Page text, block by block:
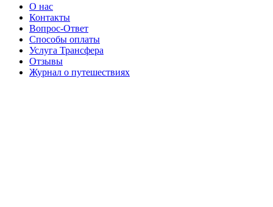
О нас
Контакты
Вопрос-Ответ
Способы оплаты
Услуга Трансфера
Отзывы
Журнал о путешествиях